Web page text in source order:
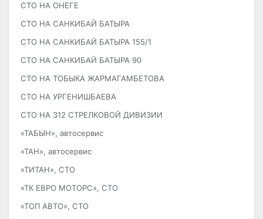
СТО НА ОНЕГЕ
СТО НА САНКИБАЙ БАТЫРА
СТО НА САНКИБАЙ БАТЫРА 155/1
СТО НА САНКИБАЙ БАТЫРА 90
СТО НА ТОБЫКА ЖАРМАГАМБЕТОВА
СТО НА УРГЕНИШБАЕВА
СТО НА 312 СТРЕЛКОВОЙ ДИВИЗИИ
«ТАБЫН», автосервис
«ТАН», автосервис
«ТИТАН», СТО
«ТК ЕВРО МОТОРС», СТО
«ТОП АВТО», СТО